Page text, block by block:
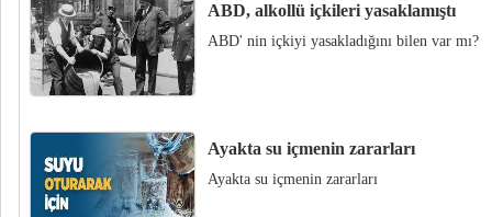
ABD, alkollü içkileri yasaklamıştı
ABD' nin içkiyi yasakladığını bilen var mı?
Ayakta su içmenin zararları
Ayakta su içmenin zararları